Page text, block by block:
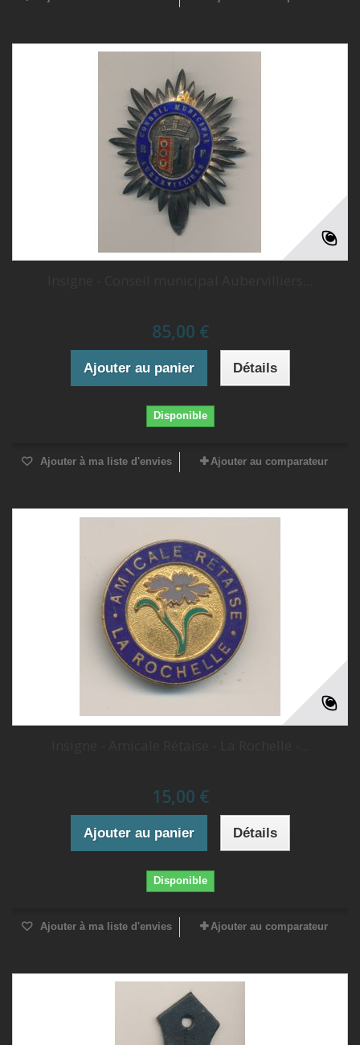
85,00 €
Ajouter au panier Détails
Disponible
Ajouter à ma liste d'envies Ajouter au comparateur
15,00 €
Ajouter au panier Détails
Disponible
Ajouter à ma liste d'envies Ajouter au comparateur